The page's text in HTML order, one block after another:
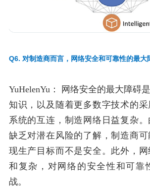
Q6. 对制造商而言，网络安全和可靠性的最大
YuHelenYu：
网络安全的最大障碍
知识，以及随着更多数字技术的
系统的互连，制造网络日益复杂
缺乏对潜在风险的了解，制造商
现生产目标而不是安全。此外，
和复杂，对网络的安全性和可靠
战。